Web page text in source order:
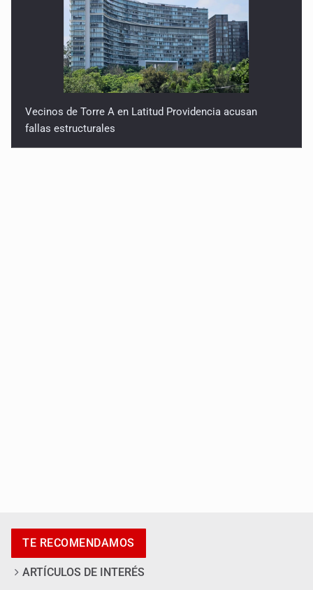
Vecinos de Torre A en Latitud Providencia acusan
fallas estructurales
TE RECOMENDAMOS
ARTÍCULOS DE INTERÉS